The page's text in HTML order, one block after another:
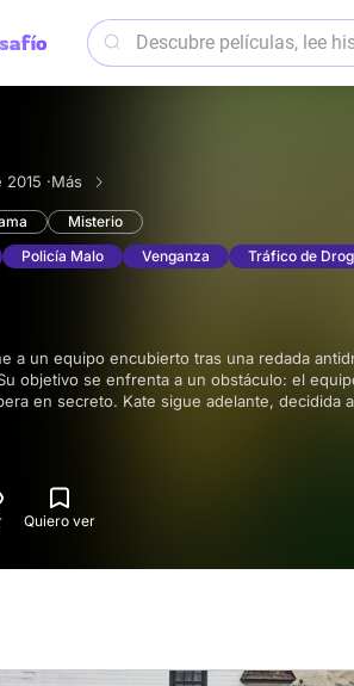
·Más
Misterio
Policía Malo Venganza Tráfico de
objetivo se enfrenta a un obstáculo: el
en secreto. Kate sigue adelante, decidida
inesperado reclutamiento.
Quiero ver